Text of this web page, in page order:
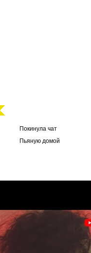
Покинула чат
Пьяную домой